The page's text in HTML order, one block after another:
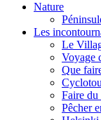
Nature
Les
Le
Voyage
Que
Faire
Pêcher